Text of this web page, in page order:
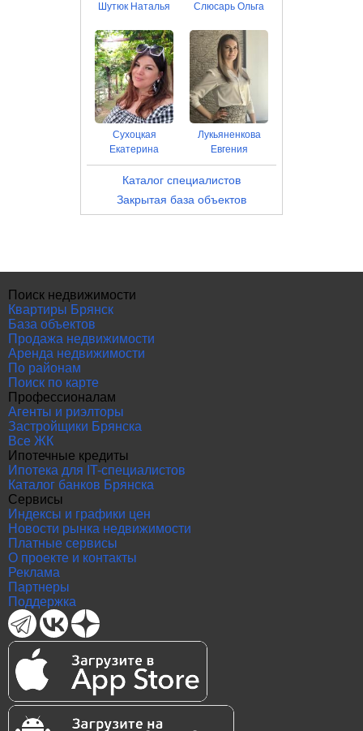
Шутюк Наталья Слюсарь Ольга
Сухоцкая
Екатерина
Лукьяненкова
Евгения
Каталог специалистов
Закрытая база объектов
Поиск недвижимости
Квартиры Брянск
База объектов
Продажа недвижимости
Аренда недвижимости
По районам
Поиск по карте
Профессионалам
Агенты и риэлторы
Застройщики Брянска
Все ЖК
Ипотечные кредиты
Ипотека для IT-специалистов
Каталог банков Брянска
Сервисы
Индексы и графики цен
Новости рынка недвижимости
Платные сервисы
О проекте и контакты
Реклама
Партнеры
Поддержка